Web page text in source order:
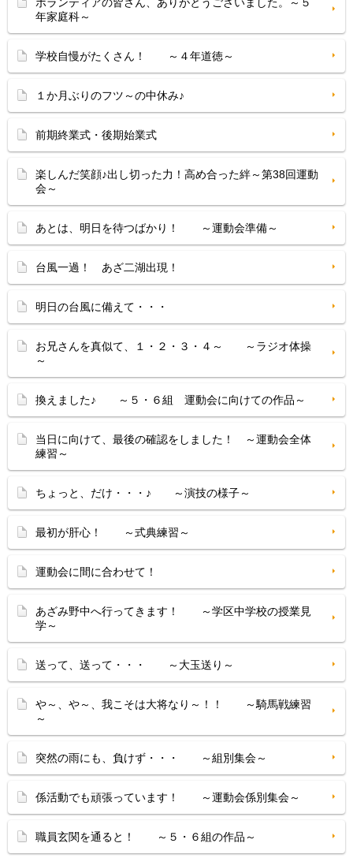
年家庭科～
学校自慢がたくさん！ ～４年道徳～
１か月ぶりのフツ～の中休み♪
前期終業式・後期始業式
楽しんだ笑顔♪出し切った力！高め合った絆～第38回運動
会～
あとは、明日を待つばかり！ ～運動会準備～
台風一過！ あざ二湖出現！
明日の台風に備えて・・・
お兄さんを真似て、１・２・３・４～ ～ラジオ体操
～
換えました♪ ～５・６組 運動会に向けての作品～
当日に向けて、最後の確認をしました！ ～運動会全体
練習～
ちょっと、だけ・・・♪ ～演技の様子～
最初が肝心！ ～式典練習～
運動会に間に合わせて！
あざみ野中へ行ってきます！ ～学区中学校の授業見
学～
送って、送って・・・ ～大玉送り～
や～、や～、我こそは大将なり～！！ ～騎馬戦練習
～
突然の雨にも、負けず・・・ ～組別集会～
係活動でも頑張っています！ ～運動会係別集会～
職員玄関を通ると！ ～５・６組の作品～